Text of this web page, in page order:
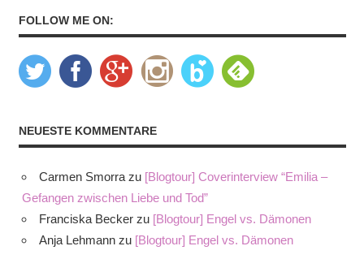
FOLLOW ME ON:
NEUESTE KOMMENTARE
Carmen Smorra zu [Blogtour] Coverinterview “Emilia –
Gefangen zwischen Liebe und Tod”
Franciska Becker zu [Blogtour] Engel vs. Dämonen
Anja Lehmann zu [Blogtour] Engel vs. Dämonen